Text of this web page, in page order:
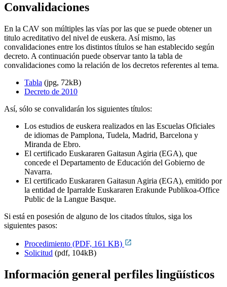
Convalidaciones
En la CAV son múltiples las vías por las que se puede obtener un
titulo acreditativo del nivel de euskera. Así mismo, las
convalidaciones entre los distintos títulos se han establecido según
decreto. A continuación puede observar tanto la tabla de
convalidaciones como la relación de los decretos referentes al tema.
Tabla (jpg, 72kB)
Decreto de 2010
Así, sólo se convalidarán los siguientes títulos:
Los estudios de euskera realizados en las Escuelas Oficiales
de idiomas de Pamplona, Tudela, Madrid, Barcelona y
Miranda de Ebro.
El certificado Euskararen Gaitasun Agiria (EGA), que
concede el Departamento de Educación del Gobierno de
Navarra.
El certificado Euskararen Gaitasun Agiria (EGA), emitido por
la entidad de Iparralde Euskararen Erakunde Publikoa-Office
Public de la Langue Basque.
Si está en posesión de alguno de los citados títulos, siga los
siguientes pasos:
Procedimiento (PDF, 161 KB)
Solicitud (pdf, 104kB)
Información general perfiles lingüísticos